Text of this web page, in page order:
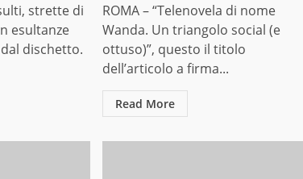
strette di
esultanze
dischetto.
ROMA – “Telenovela di nome
Wanda. Un triangolo social (e
ottuso)”, questo il titolo
dell’articolo a firma...
Read More